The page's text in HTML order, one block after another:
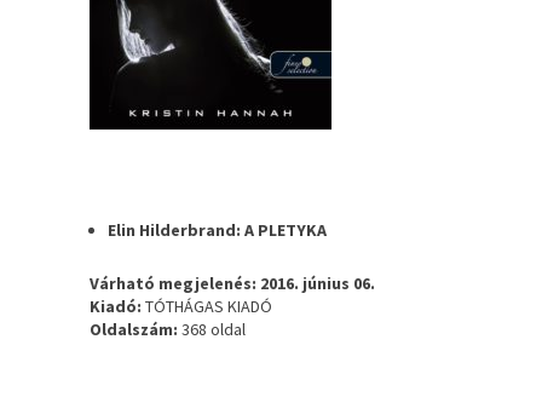
Elin Hilderbrand: A PLETYKA
Várható megjelenés: 2016. június 06.
Kiadó: TÓTHÁGAS KIADÓ
Oldalszám: 368 oldal